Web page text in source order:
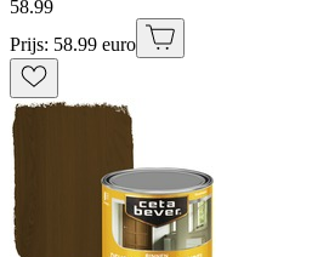
58.99
Prijs: 58.99 euro